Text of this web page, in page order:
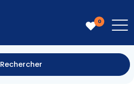
0
Rechercher